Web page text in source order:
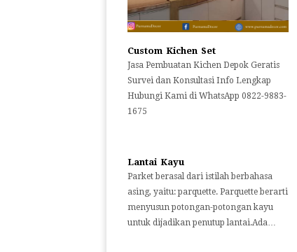
Custom Kichen Set
Jasa Pembuatan Kichen Depok Geratis
Survei dan Konsultasi Info Lengkap
Hubungi Kami di WhatsApp 0822-9883-
1675
Lantai Kayu
Parket berasal dari istilah berbahasa
asing, yaitu: parquette. Parquette berarti
menyusun potongan-potongan kayu
untuk dijadikan penutup lantai.Ada…